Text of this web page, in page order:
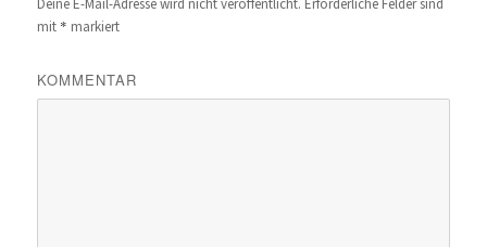
mit * markiert
KOMMENTAR